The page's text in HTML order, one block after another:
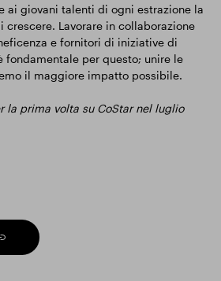
ai giovani talenti di ogni estrazione la
Lavorare in collaborazione
e fornitori di iniziative di
fondamentale per questo; unire le
il maggiore impatto possibile.
la prima volta su CoStar nel luglio